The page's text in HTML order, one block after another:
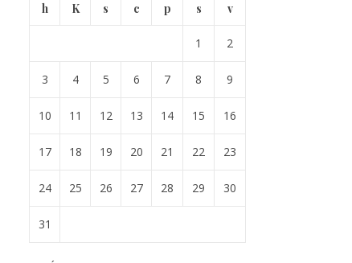
h K s c p s v
1 2
3 4 5 6 7 8 9
10 11 12 13 14 15 16
17 18 19 20 21 22 23
24 25 26 27 28 29 30
31